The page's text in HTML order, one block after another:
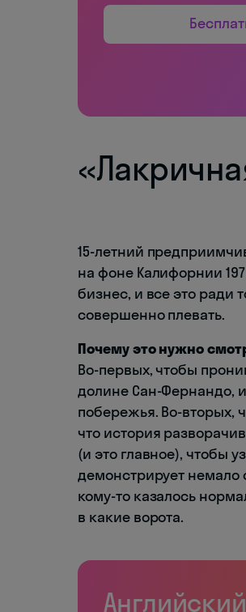
15-летний
на фоне Калифорнии
бизнес, и все это ради
совершенно плевать.
Почему это нужно
Во-первых, чтобы
долине Сан-Фернандо,
побережья. Во-вторых,
что история
(и это главное), чтобы
демонстрирует немало
кому-то казалось
в какие ворота.
Английский